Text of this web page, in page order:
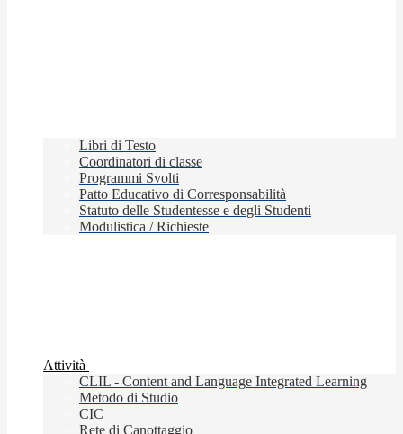
Libri di Testo
Coordinatori di classe
Programmi Svolti
Patto Educativo di Corresponsabilità
Statuto delle Studentesse e degli Studenti
Modulistica / Richieste
Attività
CLIL - Content and Language Integrated Learning
Metodo di Studio
CIC
Rete di Canottaggio